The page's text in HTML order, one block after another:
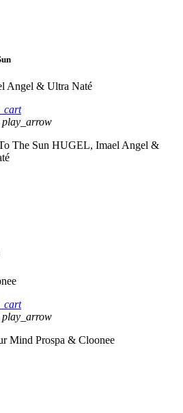
Angel & Ultra Naté
play_arrow
The Sun HUGEL, Imael Angel &
play_arrow
Mind Prospa & Cloonee